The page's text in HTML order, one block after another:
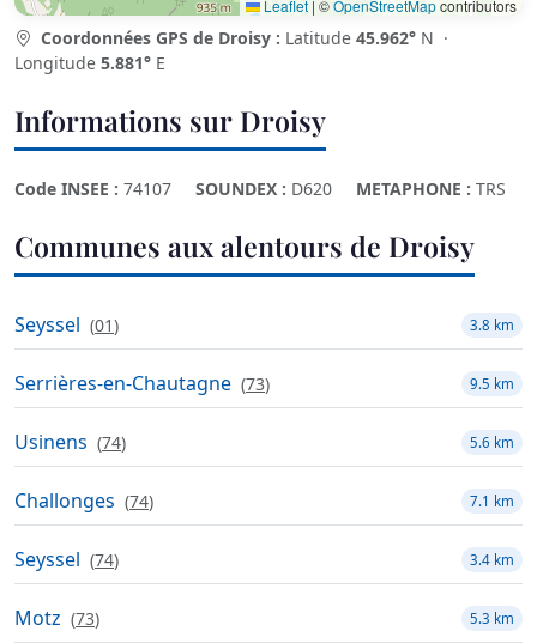
Leaflet | ©OpenStreetMapcontributors
Coordonnées GPS de Droisy : Latitude 45.962° N ·
Longitude 5.881° E
Informations sur Droisy
Code INSEE : 74107 SOUNDEX : D620 METAPHONE : TRS
Communes aux alentours de Droisy
Seyssel (01) 3.8 km
Serrières-en-Chautagne (73) 9.5 km
Usinens (74) 5.6 km
Challonges (74) 7.1 km
Seyssel (74) 3.4 km
Motz (73) 5.3 km